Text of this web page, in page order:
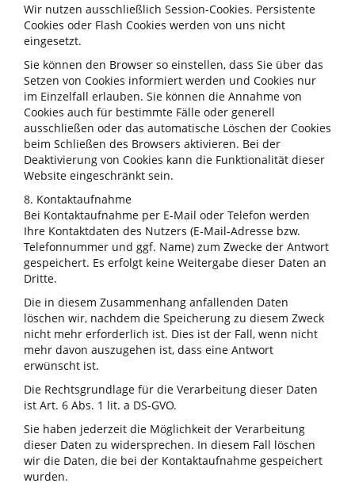
Wir nutzen ausschließlich Session-Cookies. Persistente
Cookies oder Flash Cookies werden von uns nicht
eingesetzt.
Sie können den Browser so einstellen, dass Sie über das
Setzen von Cookies informiert werden und Cookies nur
im Einzelfall erlauben. Sie können die Annahme von
Cookies auch für bestimmte Fälle oder generell
ausschließen oder das automatische Löschen der Cookies
beim Schließen des Browsers aktivieren. Bei der
Deaktivierung von Cookies kann die Funktionalität dieser
Website eingeschränkt sein.
8. Kontaktaufnahme
Bei Kontaktaufnahme per E-Mail oder Telefon werden
Ihre Kontaktdaten des Nutzers (E-Mail-Adresse bzw.
Telefonnummer und ggf. Name) zum Zwecke der Antwort
gespeichert. Es erfolgt keine Weitergabe dieser Daten an
Dritte.
Die in diesem Zusammenhang anfallenden Daten
löschen wir, nachdem die Speicherung zu diesem Zweck
nicht mehr erforderlich ist. Dies ist der Fall, wenn nicht
mehr davon auszugehen ist, dass eine Antwort
erwünscht ist.
Die Rechtsgrundlage für die Verarbeitung dieser Daten
ist Art. 6 Abs. 1 lit. a DS-GVO.
Sie haben jederzeit die Möglichkeit der Verarbeitung
dieser Daten zu widersprechen. In diesem Fall löschen
wir die Daten, die bei der Kontaktaufnahme gespeichert
wurden.